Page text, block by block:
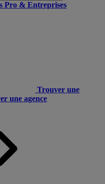
Pro & Entreprises
Trouver une
une agence